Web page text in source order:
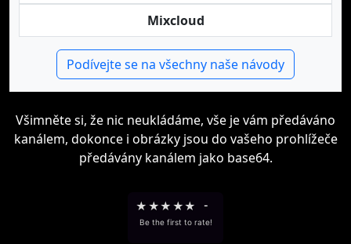
Mixcloud
Podívejte se na všechny naše návody
Všimněte si, že nic neukládáme, vše je vám předáváno
kanálem, dokonce i obrázky jsou do vašeho prohlížeče
předávány kanálem jako base64.
★ ★★ ★★ -
Be the first to rate!